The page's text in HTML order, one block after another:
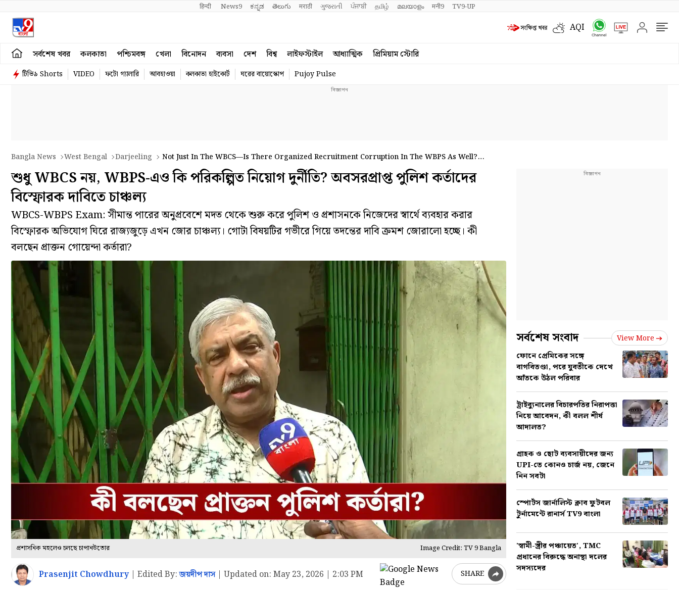
हिन्दी News9 ಕನ್ನಡ తెలుగు मराठी ગુજરાતી ਪੰਜਾਬੀ தமிழ் മലയാളം मनी9 TV9-UP
AQI
সর্বশেষ খবর কলকাতা পশ্চিমবঙ্গ খেলা বিনোদন ব্যবসা দেশ বিশ্ব লাইফস্টাইল আধ্যাত্মিক প্রিমিয়াম স্টোরি
টিভি৯ Shorts VIDEO ফটো গ্যালারি আবহাওয়া কলকাতা হাইকোর্ট ঘরের বায়োস্কোপ Pujoy Pulse
Bangla News West Bengal Darjeeling
Not Just In The WBCS—Is There Organized Recruitment Corruption In The WBPS As Well?
Sensational Claims By Retired Police Officials Spark A Stir
শুধু WBCS নয়, WBPS-এও কি পরিকল্পিত নিয়োগ দুর্নীতি? অবসরপ্রাপ্ত পুলিশ কর্তাদের
বিস্ফোরক দাবিতে চাঞ্চল্য
WBCS-WBPS Exam: সীমান্ত পারের অনুপ্রবেশে মদত থেকে শুরু করে পুলিশ ও প্রশাসনকে নিজেদের স্বার্থে ব্যবহার করার
বিস্ফোরক অভিযোগ ঘিরে রাজ্যজুড়ে এখন জোর চাঞ্চল্য। গোটা বিষয়টির গভীরে গিয়ে তদন্তের দাবি ক্রমশ জোরালো হচ্ছে। কী
বলছেন প্রাক্তন গোয়েন্দা কর্তারা?
প্রশাসনিক মহলেও চলছে চাপানউতোর Image Credit: TV 9 Bangla
Prasenjit Chowdhury| Edited By:জয়দীপ দাস| Updated on: May 23, 2026 | 2:03 PM SHARE
সর্বশেষ সংবাদ View More
ফোনে প্রেমিকের সঙ্গে
বাগবিতণ্ডা, পরে যুবতীকে দেখে
আঁতকে উঠল পরিবার
ট্রাইব্যুনালের বিচারপতির নিরাপত্তা
নিয়ে আবেদন, কী বলল শীর্ষ
আদালত?
গ্রাহক ও ছোট ব্যবসায়ীদের জন্য
UPI-তে কোনও চার্জ নয়, জেনে
নিন সবটা
স্পোর্টস জার্নালিস্ট ক্লাব ফুটবল
টুর্নামেন্টে রানার্স TV9 বাংলা
'স্বামী-স্ত্রীর পঞ্চায়েত', TMC
প্রধানের বিরুদ্ধে অনাস্থা দলের
সদস্যদের